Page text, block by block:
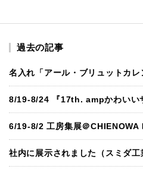
過去の記事
名入れ「アール・ブリュットカ
8/19-8/24 『17th. ampかわいい
6/19-8/2 工房集展＠CHIENOWA
社内に展示されました（スミダ工